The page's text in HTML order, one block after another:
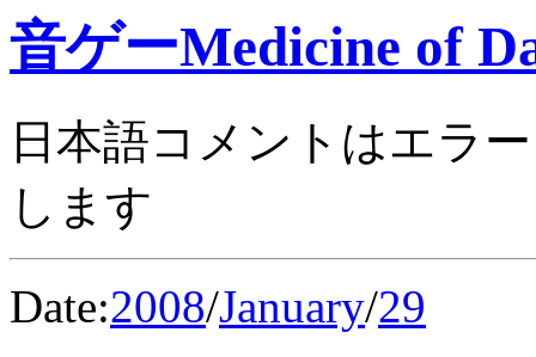
音ゲーMedicine of
日本語コメントはエラ
します
Date:2008/January/29